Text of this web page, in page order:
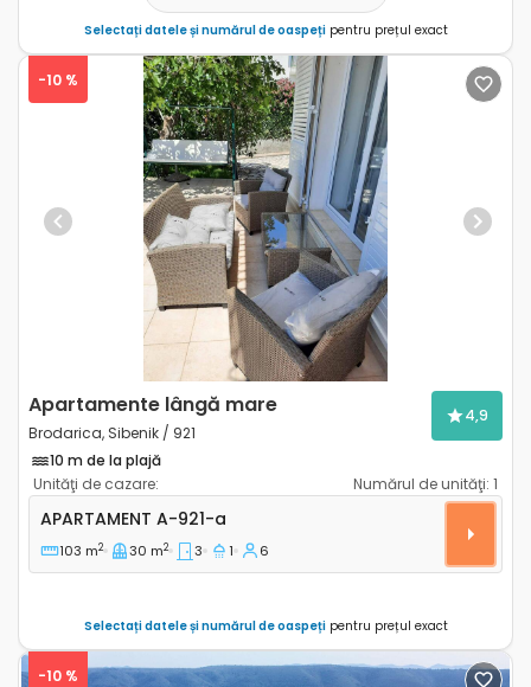
Selectați datele și numărul de oaspețipentru prețul exact
Previous Next
-10 %
Apartamente lângă mare
Brodarica, Sibenik / 921
4,9
10 m de la plajă
Unităţi de cazare:
Numărul de unităţi: 1
Apartament cu trei camere Brodarica, Sibenik A-921-
APARTAMENT A-921-a
103 m2 30 m2 3 1 6
Selectați datele și numărul de oaspețipentru prețul exact
-10 %